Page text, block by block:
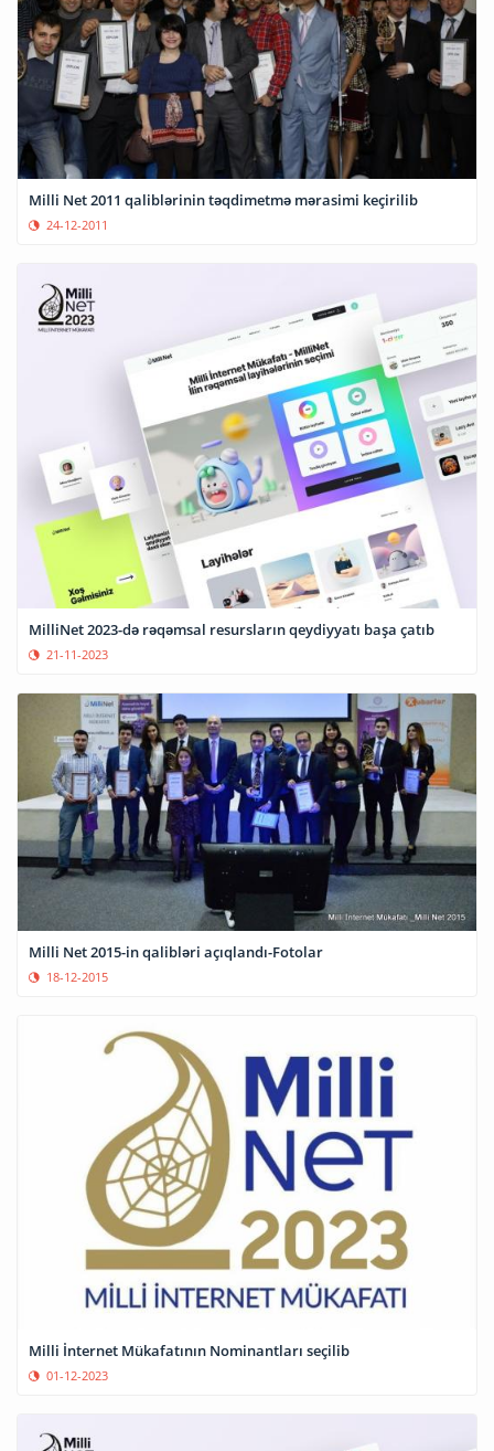
Milli Net 2011 qaliblərinin təqdimetmə mərasimi keçirilib
24-12-2011
MilliNet 2023-də rəqəmsal resursların qeydiyyatı başa çatıb
21-11-2023
Milli Net 2015-in qalibləri açıqlandı-Fotolar
18-12-2015
Milli İnternet Mükafatının Nominantları seçilib
01-12-2023